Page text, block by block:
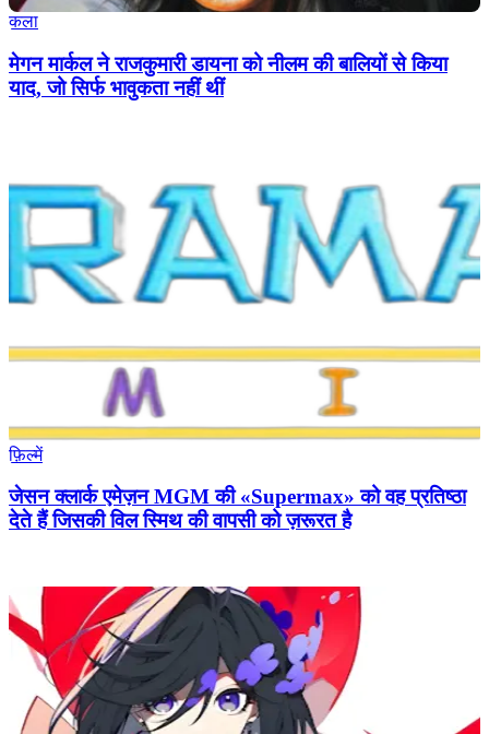
कला
मेगन मार्कल ने राजकुमारी डायना को नीलम की बालियों से किया
याद, जो सिर्फ भावुकता नहीं थीं
फ़िल्में
जेसन क्लार्क एमेज़न MGM की «Supermax» को वह प्रतिष्ठा
देते हैं जिसकी विल स्मिथ की वापसी को ज़रूरत है